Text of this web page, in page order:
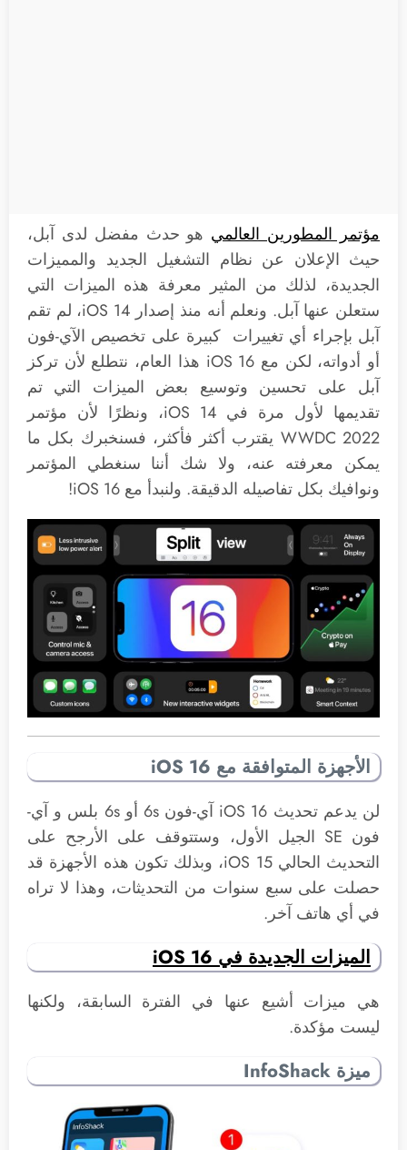
مؤتمر المطورين العالمي هو حدث مفضل لدى آبل،
حيث الإعلان عن نظام التشغيل الجديد والمميزات
الجديدة، لذلك من المثير معرفة هذه الميزات التي
ستعلن عنها آبل. ونعلم أنه منذ إصدار iOS 14، لم تقم
آبل بإجراء أي تغييرات كبيرة على تخصيص الآي-فون
أو أدواته، لكن مع iOS 16 هذا العام، نتطلع لأن تركز
آبل على تحسين وتوسيع بعض الميزات التي تم
تقديمها لأول مرة في iOS 14، ونظرًا لأن مؤتمر
WWDC 2022 يقترب أكثر فأكثر، فسنخبرك بكل ما
يمكن معرفته عنه، ولا شك أننا سنغطي المؤتمر
ونوافيك بكل تفاصيله الدقيقة. ولنبدأ مع iOS 16!
الأجهزة المتوافقة مع iOS 16
لن يدعم تحديث iOS 16 آي-فون 6s أو 6s بلس و آي-
فون SE الجيل الأول، وستتوقف على الأرجح على
التحديث الحالي iOS 15، وبذلك تكون هذه الأجهزة قد
حصلت على سبع سنوات من التحديثات، وهذا لا تراه
في أي هاتف آخر.
الميزات الجديدة في iOS 16
هي ميزات أشيع عنها في الفترة السابقة، ولكنها
ليست مؤكدة.
ميزة InfoShack